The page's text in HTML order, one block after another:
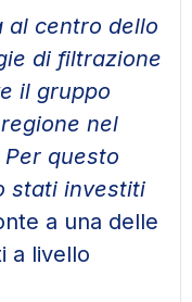
al centro dello
di filtrazione
il gruppo
nel
questo
stati investiti
a una delle
a livello